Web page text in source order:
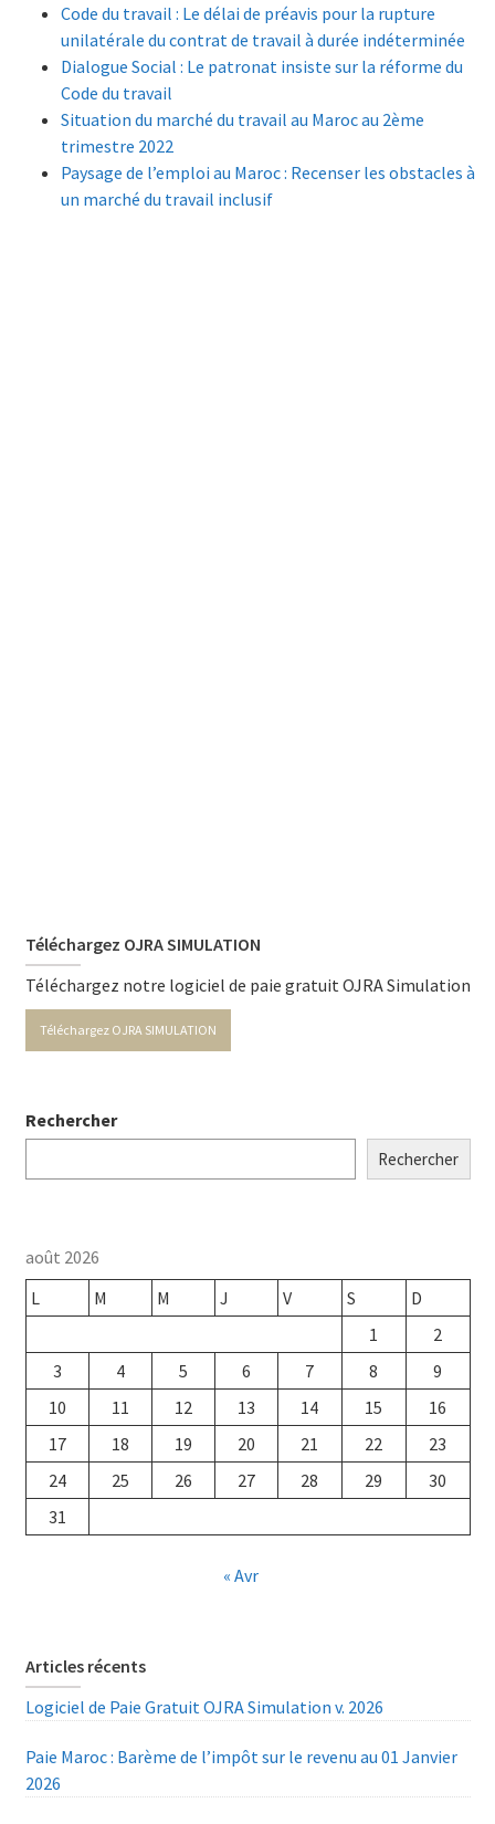
Code du travail : Le délai de préavis pour la rupture
unilatérale du contrat de travail à durée indéterminée
Dialogue Social : Le patronat insiste sur la réforme du
Code du travail
Situation du marché du travail au Maroc au 2ème
trimestre 2022
Paysage de l’emploi au Maroc : Recenser les obstacles à
un marché du travail inclusif
Téléchargez OJRA SIMULATION
Téléchargez notre logiciel de paie gratuit OJRA Simulation
Téléchargez OJRA SIMULATION
Rechercher
Rechercher
août 2026
L
M M J V S
D
1
2
3
4 5 6 7 8
9
10
11 12 13 14 15
16
17
18 19 20 21 22
23
24
25 26 27 28 29
30
31
« Avr
Articles récents
Logiciel de Paie Gratuit OJRA Simulation v. 2026
Paie Maroc : Barème de l’impôt sur le revenu au 01 Janvier
2026